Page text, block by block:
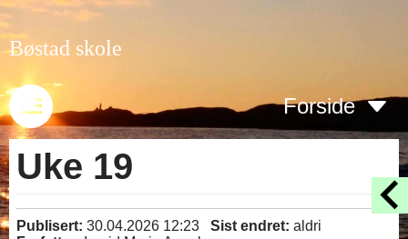
Bøstad skole
Forside
Uke 19
Publisert: 30.04.2026 12:23 Sist endret: aldri